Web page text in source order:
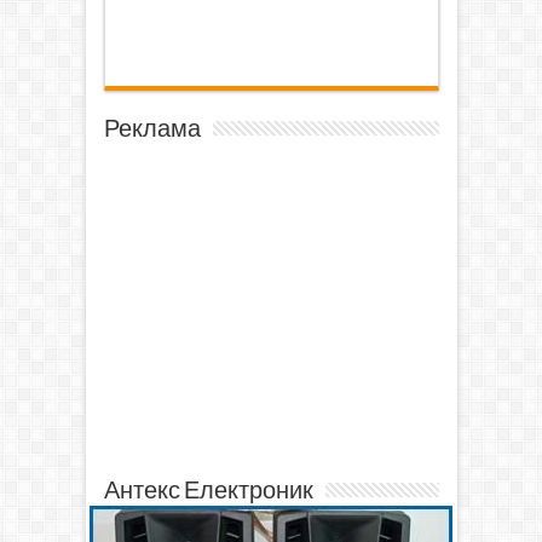
Реклама
Антекс Електроник